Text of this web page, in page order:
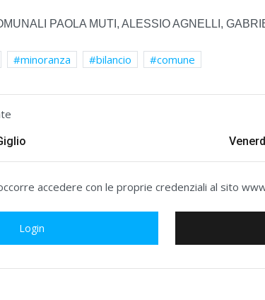
PAOLA MUTI, ALESSIO AGNELLI,
minoranza bilancio comune
accedere con le proprie credenziali al sito
Login